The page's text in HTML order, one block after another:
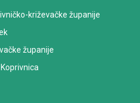
križevačke županije
županije